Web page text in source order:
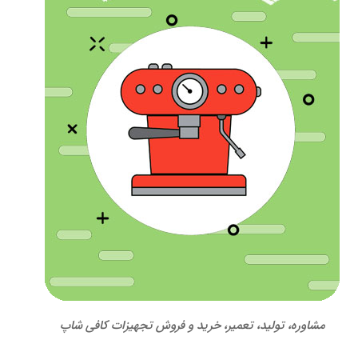
مشاوره، تولید، تعمیر، خرید و فروش تجهیزات کافی شاپ